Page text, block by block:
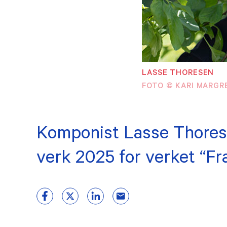
Våre
LASSE THORESEN
FOTO © KARI
Komponist Lasse
verk 2025 for verket